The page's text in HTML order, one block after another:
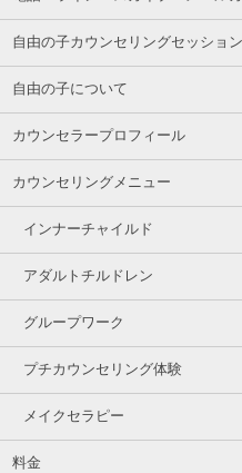
自由の子カウンセリングセッショ
自由の子について
カウンセラープロフィール
カウンセリングメニュー
インナーチャイルド
アダルトチルドレン
グループワーク
プチカウンセリング体験
メイクセラピー
料金